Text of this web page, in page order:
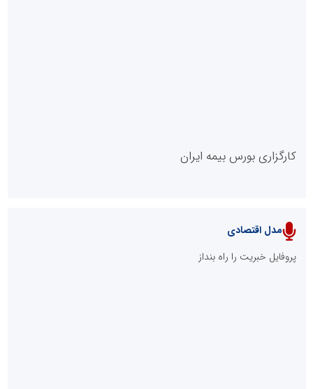
پایگاه خبری نهضت ملی مسکن
کارگزاری بورس بیمه ایران
مدل اقتصادی
پروفایل خبریت را راه بنداز